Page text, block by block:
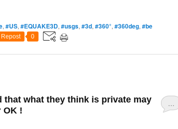
, #US, #EQUAKE3D, #usgs, #3d, #360°, #360deg, #be
Repost 0
…
that what they think is private may
OK !